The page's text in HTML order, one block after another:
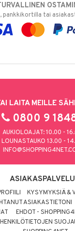
pankkikortilla tai
LAITA MEILLE
0800 9
AUKIOLOAJAT: 10.00 -
LOUNASTAUKO 13.00 -
ASIAKASPALVELU
KYSYMYKSIÄ &
ASIAKASTIETONI
EHDOT -
HENKILÖTIETOJEN